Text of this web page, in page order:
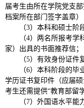
届考生由所在学院党支
档案所在部门签字盖章）
（3）本科和硕士阶
（4）两名所报考
家）出具的书面推荐信；
（5）有效身份证件
（6）本科阶段的毕
学历证书复印件（应届
考生还需提供“教育部留
（7）外国语水平能